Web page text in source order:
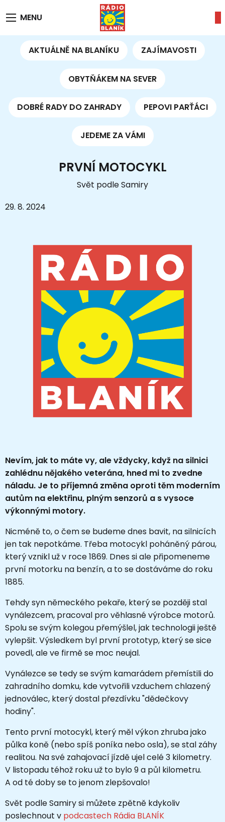
MENU
AKTUÁLNĚ NA BLANÍKU ZAJÍMAVOSTI
OBYTŇÁKEM NA SEVER
DOBRÉ RADY DO ZAHRADY PEPOVI PARŤÁCI
JEDEME ZA VÁMI
PRVNÍ MOTOCYKL
Svět podle Samiry
29. 8. 2024
Nevím, jak to máte vy, ale vždycky, když na silnici
zahlédnu nějakého veterána, hned mi to zvedne
náladu. Je to příjemná změna oproti těm moderním
autům na elektřinu, plným senzorů a s vysoce
výkonnými motory.
Nicméně to, o čem se budeme dnes bavit, na silnicích
jen tak nepotkáme. Třeba motocykl poháněný párou,
který vznikl už v roce 1869. Dnes si ale připomeneme
první motorku na benzín, a to se dostáváme do roku
1885.
Tehdy syn německého pekaře, který se později stal
vynálezcem, pracoval pro věhlasné výrobce motorů.
Spolu se svým kolegou přemýšlel, jak technologii ještě
vylepšit. Výsledkem byl první prototyp, který se sice
povedl, ale ve firmě se moc neujal.
Vynálezce se tedy se svým kamarádem přemístili do
zahradního domku, kde vytvořili vzduchem chlazený
jednoválec, který dostal přezdívku "dědečkovy
hodiny".
Tento první motocykl, který měl výkon zhruba jako
půlka koně (nebo spíš poníka nebo osla), se stal záhy
realitou. Na své zahajovací jízdě ujel celé 3 kilometry.
V listopadu téhož roku už to bylo 9 a půl kilometru.
A od té doby se to jenom zlepšovalo!
Svět podle Samiry si můžete zpětně kdykoliv
poslechnout v podcastech Rádia BLANÍK